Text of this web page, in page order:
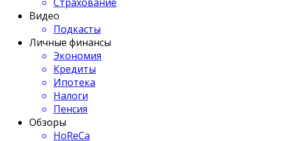
Видео
Подкасты
Личные финансы
Экономия
Кредиты
Ипотека
Налоги
Пенсия
Обзоры
HoReCa